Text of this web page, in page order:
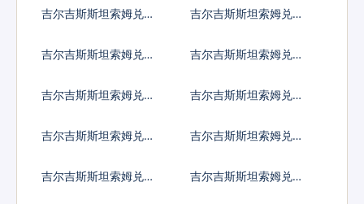
吉尔吉斯斯坦索姆兑澳
吉尔吉斯斯坦索姆兑津
吉尔吉斯斯坦索姆兑阿
吉尔吉斯斯坦索姆兑阿
吉尔吉斯斯坦索姆兑阿
吉尔吉斯斯坦索姆兑亚
吉尔吉斯斯坦索姆兑安
吉尔吉斯斯坦索姆兑阿
吉尔吉斯斯坦索姆兑阿
吉尔吉斯斯坦索姆兑阿